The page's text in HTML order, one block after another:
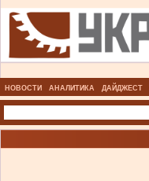
НОВОСТИ АНАЛИТИКА ДАЙДЖЕСТ